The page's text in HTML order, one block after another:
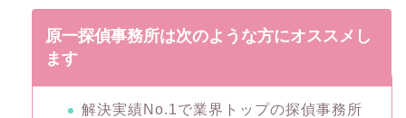
原一探偵事務所は次のような方にオススメし
ます
解決実績No.1で業界トップの探偵事務所